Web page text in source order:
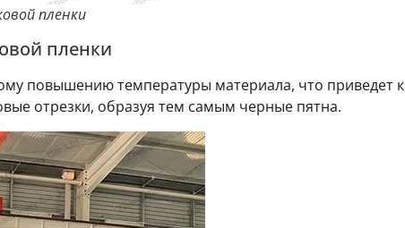
пленки
пленки
повышению температуры материала, что приведет к
отрезки, образуя тем самым черные пятна.